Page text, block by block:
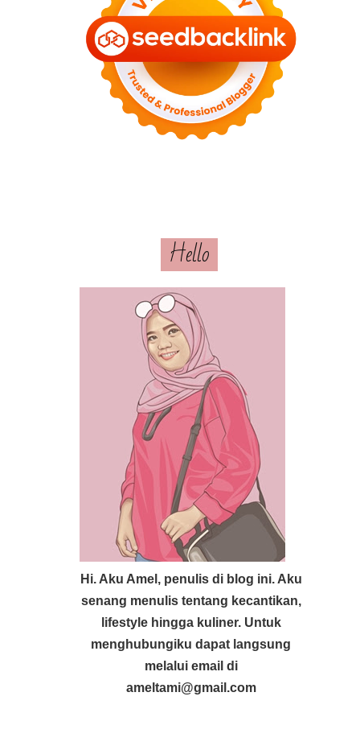
Hello
Hi. Aku Amel, penulis di blog ini. Aku
senang menulis tentang kecantikan,
lifestyle hingga kuliner. Untuk
menghubungiku dapat langsung
melalui email di
ameltami@gmail.com